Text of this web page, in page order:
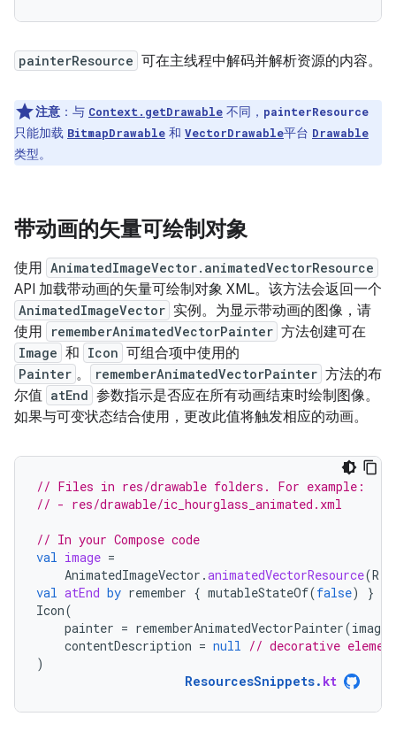
painterResource 可在主线程中解码并解析资源的内容。
注意 ： 与 Context.getDrawable 不同， painterResource
只能加载 BitmapDrawable 和 VectorDrawable平台 Drawable
类型。
带动画的矢量可绘制对象
使用 AnimatedImageVector.animatedVectorResource
API 加载带动画的矢量可绘制对象 XML。该方法会返回一个
AnimatedImageVector 实例。为显示带动画的图像，请
使用
rememberAnimatedVectorPainter 方法创建可在
Image 和 Icon 可组合项中使用的
Painter 。 rememberAnimatedVectorPainter 方法的布
尔值 atEnd 参数指示是否应在所有动画结束时绘制图像。
如果与可变状态结合使用，更改此值将触发相应的动画。
// Files in res/drawable folders. For example:
// - res/drawable/ic_hourglass_animated.xml
// In your Compose code
val image =
AnimatedImageVector .animatedVectorResource(R
val atEnd by remember { mutableStateOf(false)
}
Icon(
painter = rememberAnimatedVectorPainter(image
contentDescription = null // decorative
)
ResourcesSnippets. kt